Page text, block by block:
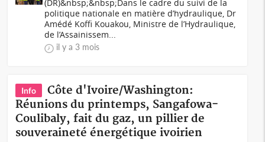
(DR)&nbsp;&nbsp;Dans le cadre du suivi de la
politique nationale en matière d’hydraulique, Dr
Amédé Koffi Kouakou, Ministre de l’Hydraulique,
de l’Assainissem...
il y a 3 mois
Info
Côte d'Ivoire/Washington:
Réunions du printemps, Sangafowa-
Coulibaly, fait du gaz, un pillier de
souveraineté énergétique ivoirien